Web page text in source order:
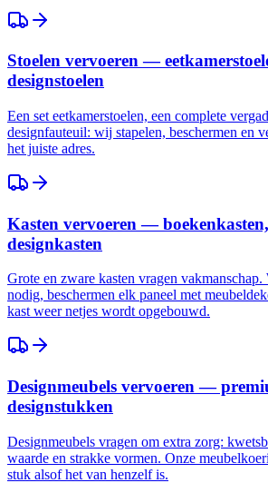
Stoelen vervoeren —
designstoelen
Een set eetkamerstoelen, een complete
designfauteuil: wij stapelen, beschermen en
het juiste adres.
Kasten vervoeren —
designkasten
Grote en zware kasten vragen
nodig, beschermen elk paneel met
kast weer netjes wordt opgebouwd.
Designmeubels vervoeren —
designstukken
Designmeubels vragen om extra zorg:
waarde en strakke vormen. Onze
stuk alsof het van henzelf is.